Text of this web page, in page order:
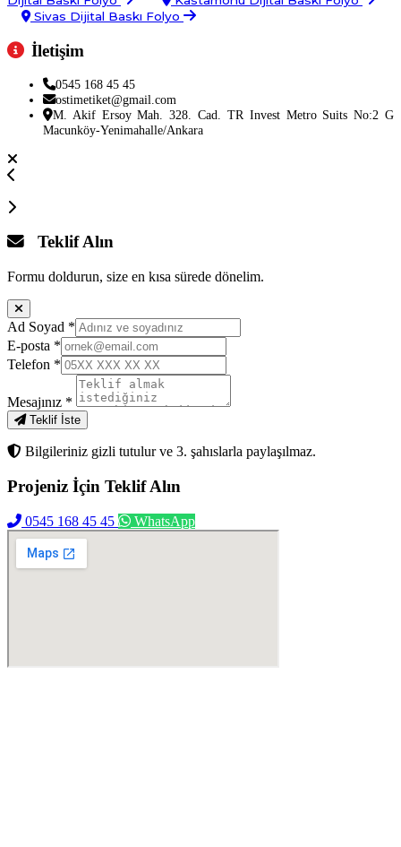
Sivas Dijital Baskı Folyo
İletişim
0545 168 45 45
ostimetiket@gmail.com
M. Akif Ersoy Mah. 328. Cad. TR Invest Metro Suits No:2 G
Macunköy-Yenimahalle/Ankara
Teklif Alın
Formu doldurun, size en kısa sürede dönelim.
Ad Soyad *
E-posta *
Telefon *
Mesajınız *
Teklif İste
Bilgileriniz gizli tutulur ve 3. şahıslarla paylaşılmaz.
Projeniz İçin Teklif Alın
0545 168 45 45 WhatsApp